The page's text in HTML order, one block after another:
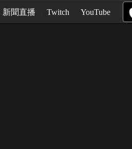
新聞直播 Twitch YouTube